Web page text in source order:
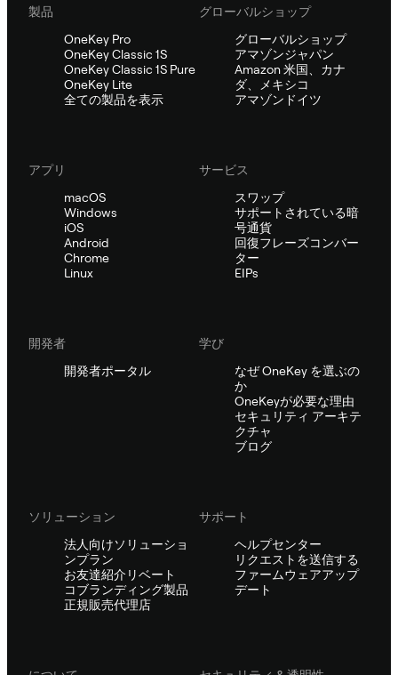
製品
OneKey Pro
OneKey Classic 1S
OneKey Classic 1S Pure
OneKey Lite
全ての製品を表示
グローバルショップ
グローバルショップ
アマゾンジャパン
Amazon 米国、カナ
ダ、メキシコ
アマゾンドイツ
アプリ
macOS
Windows
iOS
Android
Chrome
Linux
サービス
スワップ
サポートされている暗
号通貨
回復フレーズコンバー
ター
EIPs
開発者
開発者ポータル
学び
なぜ OneKey を選ぶの
か
OneKeyが必要な理由
セキュリティ アーキテ
クチャ
ブログ
ソリューション
法人向けソリューショ
ンプラン
お友達紹介リベート
コブランディング製品
正規販売代理店
サポート
ヘルプセンター
リクエストを送信する
ファームウェアアップ
デート